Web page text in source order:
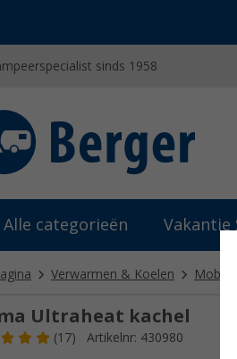
sinds 1958
Alle categorieën Vakantie
Verwarmen & Koelen
Ultraheat kachel
(17) Artikelnr: 430980